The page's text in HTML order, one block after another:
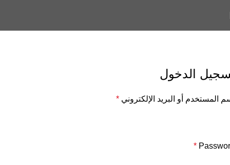
الدخول
المستخدم أو البريد الإلكتروني *
*